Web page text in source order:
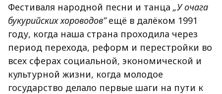
Фестиваля народной песни и танца „У очага
букурийских хороводов” ещё в далёком 1991
году, когда наша страна проходила через
период перехода, реформ и перестройки во
всех сферах социальной, экономической и
культурной жизни, когда молодое
государство делало первые шаги на пути к